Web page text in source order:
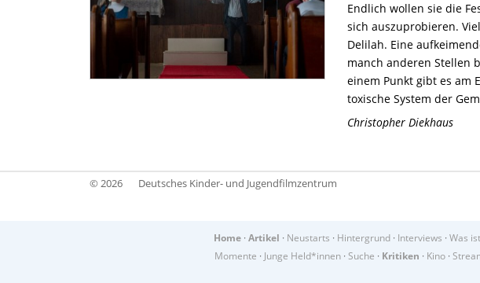
Endlich wollen sie die
sich auszuprobieren.
Delilah. Eine
manch anderen Stellen
einem Punkt gibt es am
toxische System der
Christopher Diekhaus
© 2026 Deutsches Kinder- und Jugendfilmzentrum
Home · Artikel · Neustarts · Hintergrund · Interviews · Was
Momente · Junge Held*innen· Suche · Kritiken · Kino·